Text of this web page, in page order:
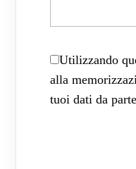
Utilizzando
alla
tuoi dati da